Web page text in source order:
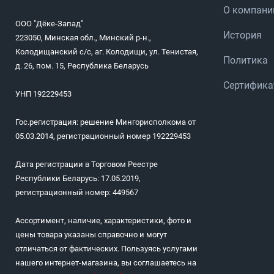
ООО "Дёке-Запад"
223050, Минская обл., Минский р-н.,
Колодищанский с/с, аг. Колодищи, ул. Тенистая,
д. 26, пом. 15, Республика Беларусь
УНП 192229453
Гос.регистрация: решение Мингорисполкома от
05.03.2014, регистрационный номер 192229453
Дата регистрации в Торговом Реестре
Республики Беларусь: 17.05.2019,
регистрационный номер: 449567
Ассортимент, наличие, характеристики, фото и
цены товара указаны справочно и могут
отличаться от фактических. Пользуясь услугами
нашего интернет-магазина, вы соглашаетесь на
О
История
Политика